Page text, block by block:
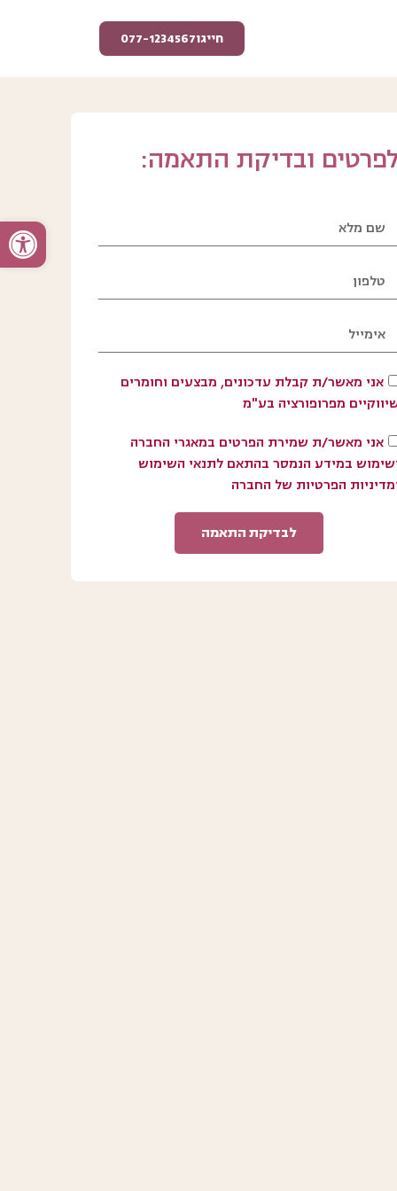
פתח
חייגו077-1234567
ובדיקת התאמה:
אני מאשר/ת קבלת עדכונים, מבצעים וחומרים
מפרופורציה בע"מ
אני מאשר/ת שמירת הפרטים במאגרי החברה
במידע הנמסר בהתאם לתנאי השימוש
הפרטיות של החברה
לבדיקת התאמה